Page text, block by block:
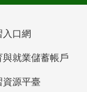
入口網
與就業儲蓄帳戶
資源平臺